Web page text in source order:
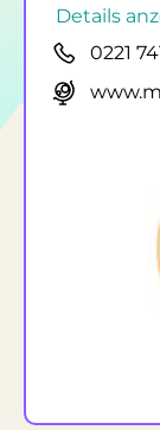
Details
0221